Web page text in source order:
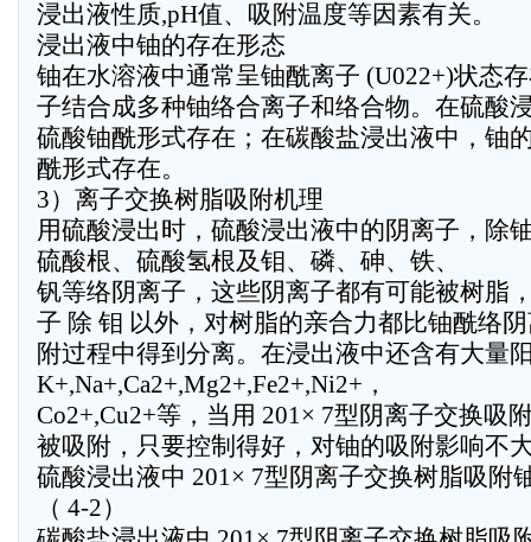
浸出液性质,pH值、吸附温度等因素有关。
浸出液中铀的存在形态
铀在水溶液中通常呈铀酰离子 (U022+)状态
子结合成多种铀络合离子和络合物。在硫酸
硫酸铀酰形式存在；在碳酸盐浸出液中，铀
酰形式存在。
3）离子交换树脂吸附机理
用硫酸浸出时，硫酸浸出液中的阴离子，除
硫酸根、硫酸氢根及钼、磷、砷、铁、
钒等络阴离子，这些阴离子都有可能被树脂
子 除 钼 以外，对树脂的亲合力都比铀酰络
附过程中得到分离。在浸出液中还含有大量
K+,Na+,Ca2+,Mg2+,Fe2+,Ni2+，
Co2+,Cu2+等，当用 201× 7型阴离子交换吸
被吸附，只要控制得好，对铀的吸附影响不
硫酸浸出液中 201× 7型阴离子交换树脂吸附
（ 4-2）